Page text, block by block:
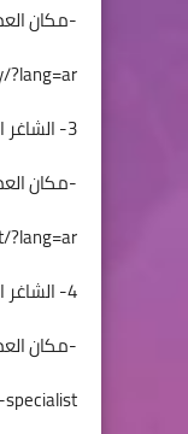
-مكان
3- الشاغر الوظيفي: طبيب تخدير
-مكان
4- الشاغر الوظيفي: طبيبــ/ـة أخصائيـ/ـة داخلية - هضمية
-مكان